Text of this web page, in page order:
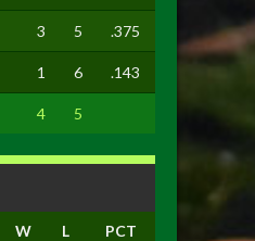
3 5 .375
1 6 .143
4 5
W L PCT